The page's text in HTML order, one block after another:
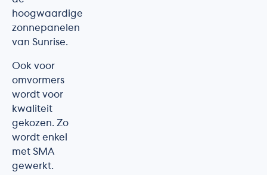
hoogwaardige
zonnepanelen
van Sunrise.
Ook voor
omvormers
wordt voor
kwaliteit
gekozen. Zo
wordt enkel
met SMA
gewerkt.